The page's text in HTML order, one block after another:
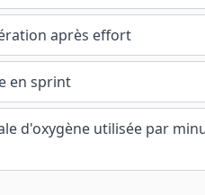
après effort
en sprint
d'oxygène utilisée par